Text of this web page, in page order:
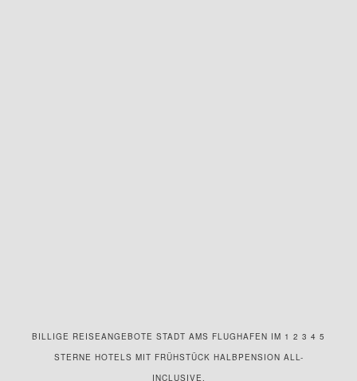
BILLIGE REISEANGEBOTE STADT AMS FLUGHAFEN IM 1 2 3 4 5
STERNE HOTELS MIT FRÜHSTÜCK HALBPENSION ALL-
INCLUSIVE.